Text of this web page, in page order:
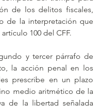
de los delitos fiscales,
de la interpretación que
100 del CFF.
y tercer párrafo de
la acción penal en los
prescribe en un plazo
medio aritmético de la
de la libertad señalada